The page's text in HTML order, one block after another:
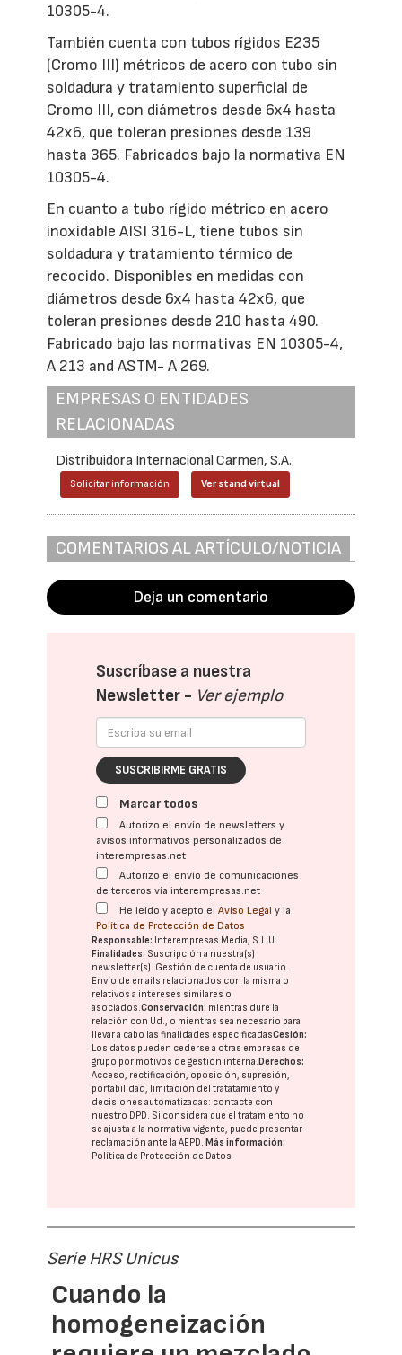
10305-4.
También cuenta con tubos rígidos E235
(Cromo III) métricos de acero con tubo sin
soldadura y tratamiento superficial de
Cromo III, con diámetros desde 6x4 hasta
42x6, que toleran presiones desde 139
hasta 365. Fabricados bajo la normativa EN
10305-4.
En cuanto a tubo rígido métrico en acero
inoxidable AISI 316-L, tiene tubos sin
soldadura y tratamiento térmico de
recocido. Disponibles en medidas con
diámetros desde 6x4 hasta 42x6, que
toleran presiones desde 210 hasta 490.
Fabricado bajo las normativas EN 10305-4,
A 213 and ASTM- A 269.
EMPRESAS O ENTIDADES
RELACIONADAS
Distribuidora Internacional Carmen, S.A.
Solicitar información Ver stand virtual
COMENTARIOS AL ARTÍCULO/NOTICIA
Deja un comentario
Suscríbase a nuestra
Newsletter - Ver ejemplo
SUSCRIBIRME GRATIS
Marcar todos
Autorizo el envío de newsletters y
avisos informativos personalizados de
interempresas.net
Autorizo el envío de comunicaciones
de terceros vía interempresas.net
He leído y acepto elAviso Legal y la
Política de Protección de Datos
Responsable: Interempresas Media, S.L.U.
Finalidades: Suscripción a nuestra(s)
newsletter(s). Gestión de cuenta de usuario.
Envío de emails relacionados con la misma o
relativos a intereses similares o
asociados.Conservación: mientras dure la
relación con Ud., o mientras sea necesario para
llevar a cabo las finalidades especificadasCesión:
Los datos pueden cederse a otras empresas del
grupo por motivos de gestión interna. Derechos:
Acceso, rectificación, oposición, supresión,
portabilidad, limitación del tratatamiento y
decisiones automatizadas: contacte con
nuestro DPD. Si considera que el tratamiento no
se ajusta a la normativa vigente, puede presentar
reclamación ante laAEPD. Más información:
Política de Protección de Datos
Serie HRS Unicus
Cuando la
homogeneización